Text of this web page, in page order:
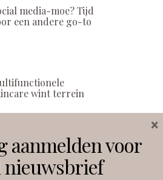
media-moe? Tijd
een andere go-to
wint terrein
aanmelden voor
nieuwsbrief
×